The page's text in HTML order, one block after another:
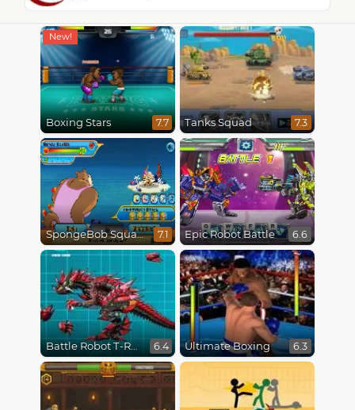
Boxing Stars 7.7 Tanks Squad 7.3
SpongeBob SquarePants : Monster Island Adventures 7.1 Epic Robot Battle 6.6
Battle Robot T-Rex Age 6.4 Ultimate Boxing 6.3